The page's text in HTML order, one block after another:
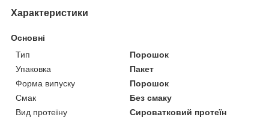
Характеристики
Основні
Тип
Порошок
Упаковка
Пакет
Форма випуску
Порошок
Смак
Без смаку
Вид протеїну
Сироватковий протеїн